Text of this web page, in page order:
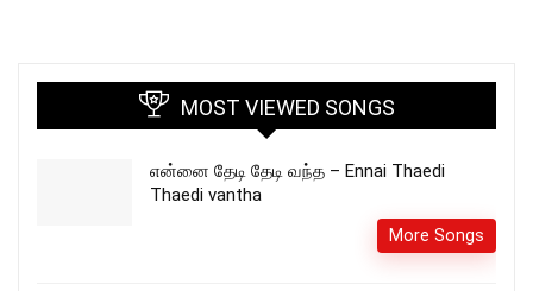
MOST VIEWED SONGS
என்னை தேடி தேடி வந்த – Ennai Thaedi
Thaedi vantha
More Songs